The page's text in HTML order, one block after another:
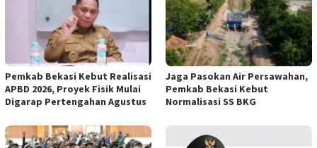
Pemkab Bekasi Kebut Realisasi
APBD 2026, Proyek Fisik Mulai
Digarap Pertengahan Agustus
Jaga Pasokan Air Persawahan,
Pemkab Bekasi Kebut
Normalisasi SS BKG